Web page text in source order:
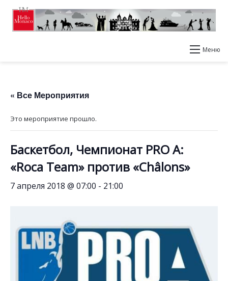
Меню
« Все Мероприятия
Это мероприятие прошло.
Баскетбол, Чемпионат PRO A:
«Roca Team» против «Châlons»
7 апреля 2018 @ 07:00 - 21:00